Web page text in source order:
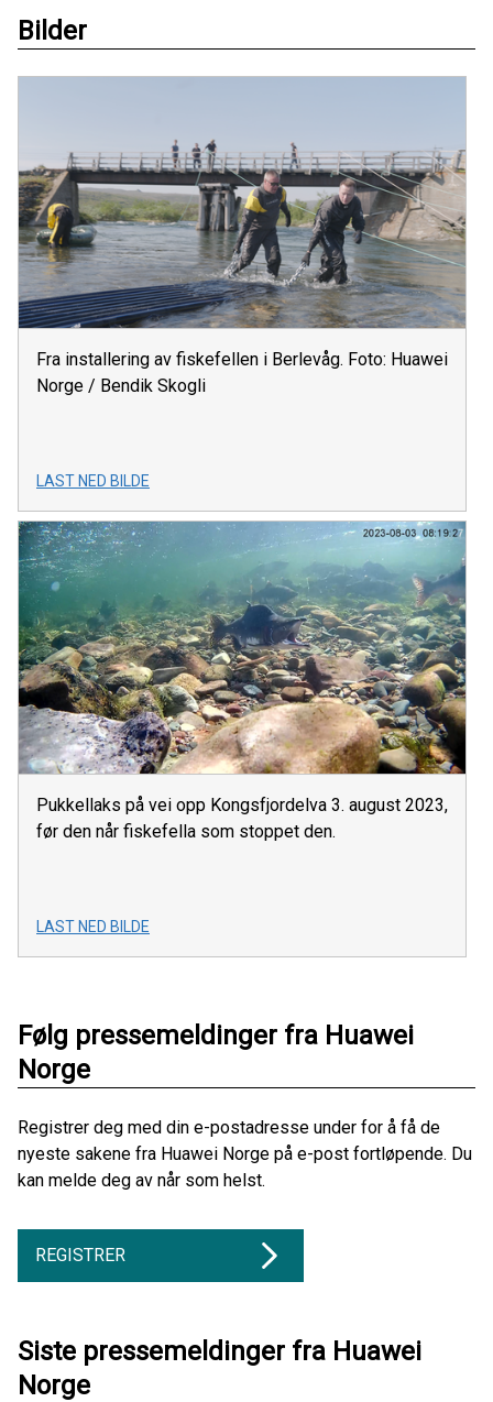
Bilder
Fra installering av fiskefellen i Berlevåg. Foto: Huawei
Norge / Bendik Skogli
LAST NED BILDE
Pukkellaks på vei opp Kongsfjordelva 3. august 2023,
før den når fiskefella som stoppet den.
LAST NED BILDE
Følg pressemeldinger fra Huawei
Norge
Registrer deg med din e-postadresse under for å få de
nyeste sakene fra Huawei Norge på e-post fortløpende. Du
kan melde deg av når som helst.
REGISTRER
Siste pressemeldinger fra Huawei
Norge